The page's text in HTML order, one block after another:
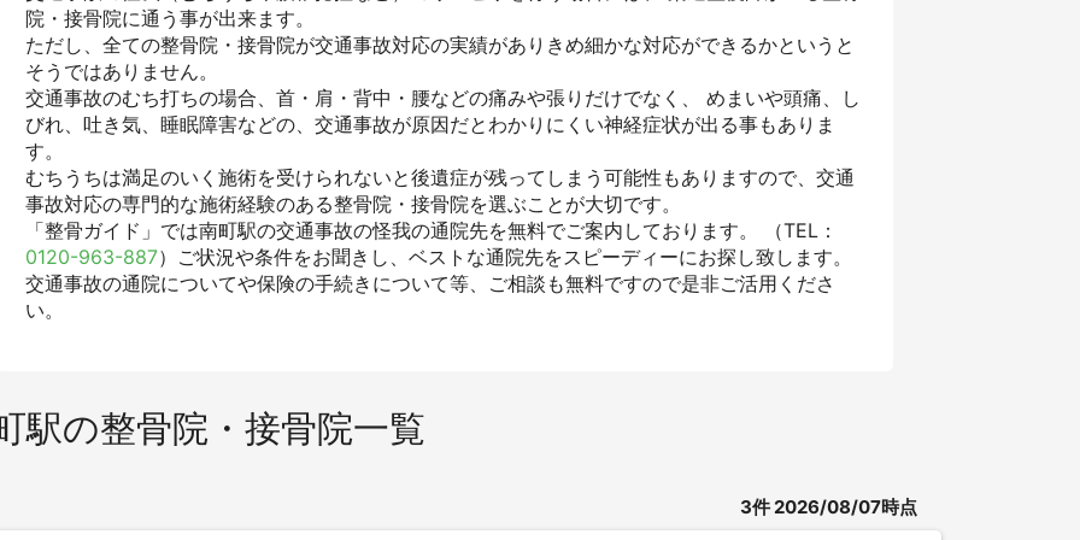
院・接骨院に通う事が出来ます。
ただし、全ての整骨院・接骨院が交通事故対応の実績がありきめ細かな対応ができるかというと
そうではありません。
交通事故のむち打ちの場合、首・肩・背中・腰などの痛みや張りだけでなく、 めまいや頭痛、し
びれ、吐き気、睡眠障害などの、交通事故が原因だとわかりにくい神経症状が出る事もありま
す。
むちうちは満足のいく施術を受けられないと後遺症が残ってしまう可能性もありますので、交通
事故対応の専門的な施術経験のある整骨院・接骨院を選ぶことが大切です。
「整骨ガイド」では南町駅の交通事故の怪我の通院先を無料でご案内しております。 （TEL：
0120-963-887）ご状況や条件をお聞きし、ベストな通院先をスピーディーにお探し致します。
交通事故の通院についてや保険の手続きについて等、ご相談も無料ですので是非ご活用くださ
い。
駅の整骨院・接骨院一覧
3件2026/08/07時点